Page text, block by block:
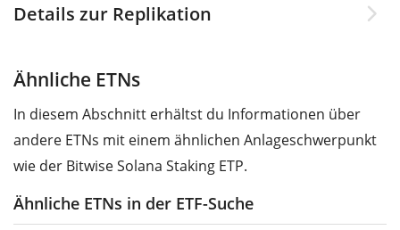
Details zur Replikation
Ähnliche ETNs
In diesem Abschnitt erhältst du Informationen über
andere ETNs mit einem ähnlichen Anlageschwerpunkt
wie der Bitwise Solana Staking ETP.
Ähnliche ETNs in der ETF-Suche